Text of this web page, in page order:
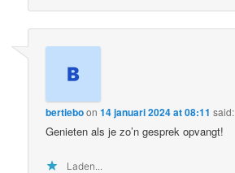
bertieboon14 januari 2024 at 08:11 said:
Genieten als je zo’n gesprek opvangt!
Laden...